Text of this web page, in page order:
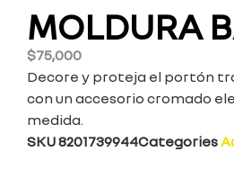
MOLDURA
$75,000
Decore y proteja el portón
con un accesorio cromado
medida.
SKU8201739944Categories